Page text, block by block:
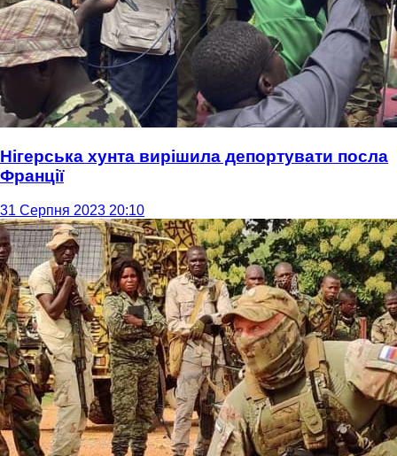
Нігерська хунта вирішила депортувати посла
Франції
31 Серпня 2023 20:10